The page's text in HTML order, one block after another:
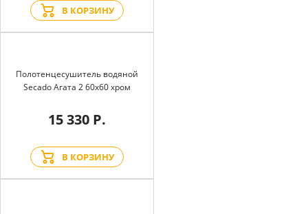
В КОРЗИНУ
Полотенцесушитель водяной
Secado Агата 2 60x60 хром
15 330 Р.
В КОРЗИНУ